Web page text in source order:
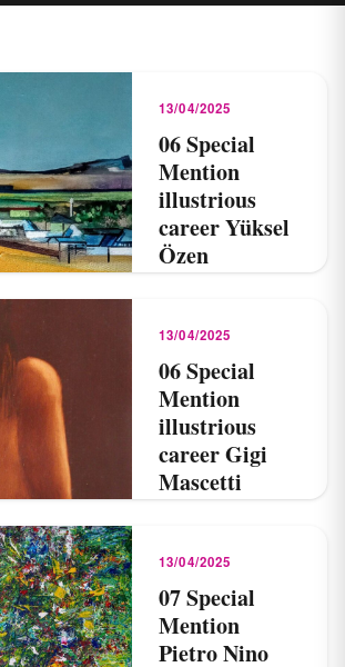
13/04/2025
06 Special
Mention
illustrious
career Yüksel
Özen
13/04/2025
06 Special
Mention
illustrious
career Gigi
Mascetti
13/04/2025
07 Special
Mention
Pietro Nino